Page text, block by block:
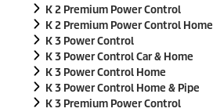
K 2 Premium Power Control
K 2 Premium Power Control Home
K 3 Power Control
K 3 Power Control Car & Home
K 3 Power Control Home
K 3 Power Control Home & Pipe
K 3 Premium Power Control